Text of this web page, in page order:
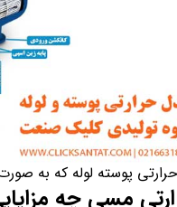
پوسته لوله که به
مسی چه